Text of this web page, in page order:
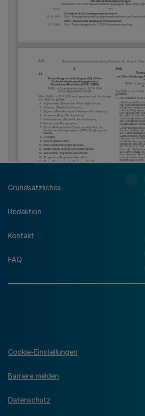
Grundsätzliches
Redaktion
Kontakt
FAQ
Cookie-Einstellungen
Barriere melden
Datenschutz